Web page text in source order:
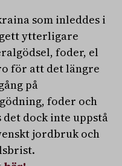
som inleddes i
ytterligare
foder, el
för att det längre
på
foder och
dock inte uppstå
jordbruk och